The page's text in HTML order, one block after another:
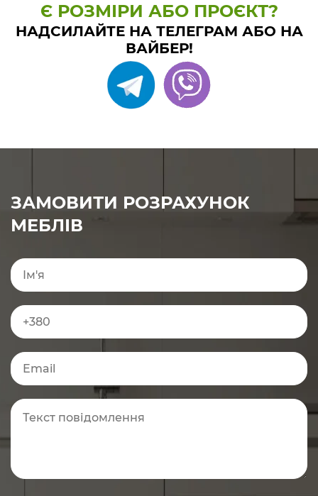
Є РОЗМІРИ АБО ПРОЄКТ?
НАДСИЛАЙТЕ НА ТЕЛЕГРАМ АБО НА
ВАЙБЕР!
ЗАМОВИТИ РОЗРАХУНОК
МЕБЛІВ